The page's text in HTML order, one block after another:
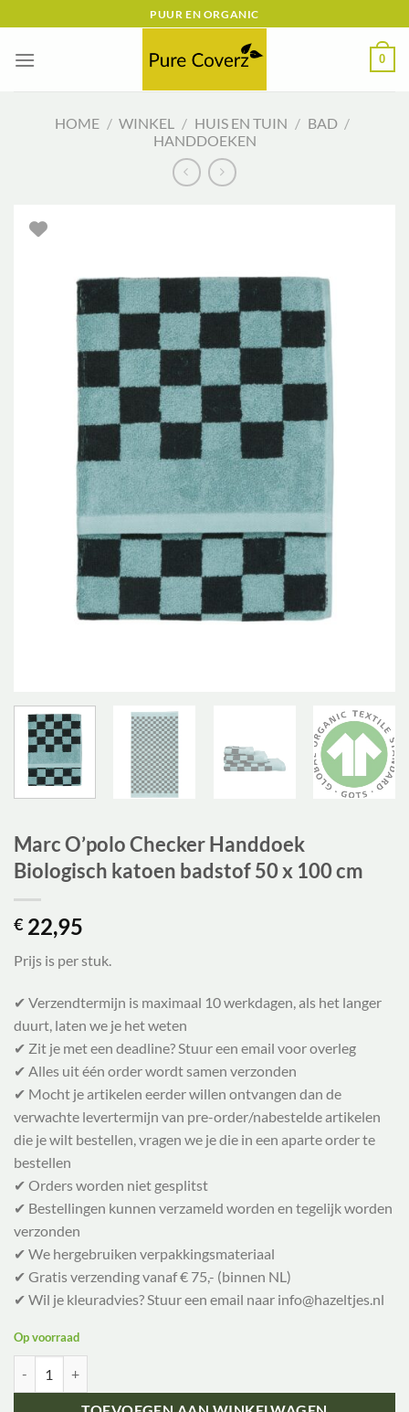
naar
inhoud
PUUR EN ORGANIC
0
HOME / WINKEL / HUIS EN TUIN / BAD /
HANDDOEKEN
Marc O’polo Checker Handdoek
Biologisch katoen badstof 50 x 100 cm
€ 22,95
Prijs is per stuk.
✔ Verzendtermijn is maximaal 10 werkdagen, als het langer
duurt, laten we je het weten
✔ Zit je met een deadline? Stuur een email voor overleg
✔ Alles uit één order wordt samen verzonden
✔ Mocht je artikelen eerder willen ontvangen dan de
verwachte levertermijn van pre-order/nabestelde artikelen
die je wilt bestellen, vragen we je die in een aparte order te
bestellen
✔ Orders worden niet gesplitst
✔ Bestellingen kunnen verzameld worden en tegelijk worden
verzonden
✔ We hergebruiken verpakkingsmateriaal
✔ Gratis verzending vanaf € 75,- (binnen NL)
✔ Wil je kleuradvies? Stuur een email naar info@hazeltjes.nl
Op voorraad